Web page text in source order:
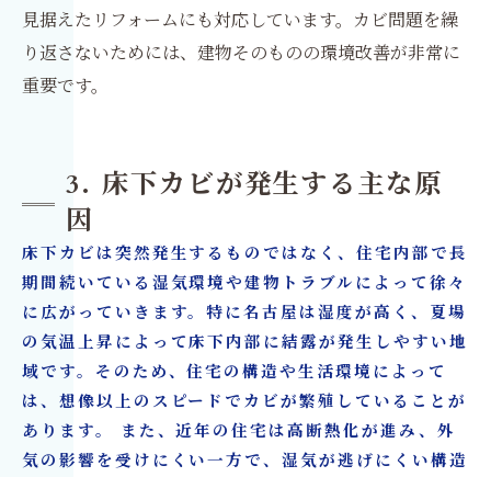
見据えたリフォームにも対応しています。カビ問題を繰
り返さないためには、建物そのものの環境改善が非常に
重要です。
3. 床下カビが発生する主な原
因
床下カビは突然発生するものではなく、住宅内部で長
期間続いている湿気環境や建物トラブルによって徐々
に広がっていきます。特に名古屋は湿度が高く、夏場
の気温上昇によって床下内部に結露が発生しやすい地
域です。そのため、住宅の構造や生活環境によって
は、想像以上のスピードでカビが繁殖していることが
あります。 また、近年の住宅は高断熱化が進み、外
気の影響を受けにくい一方で、湿気が逃げにくい構造